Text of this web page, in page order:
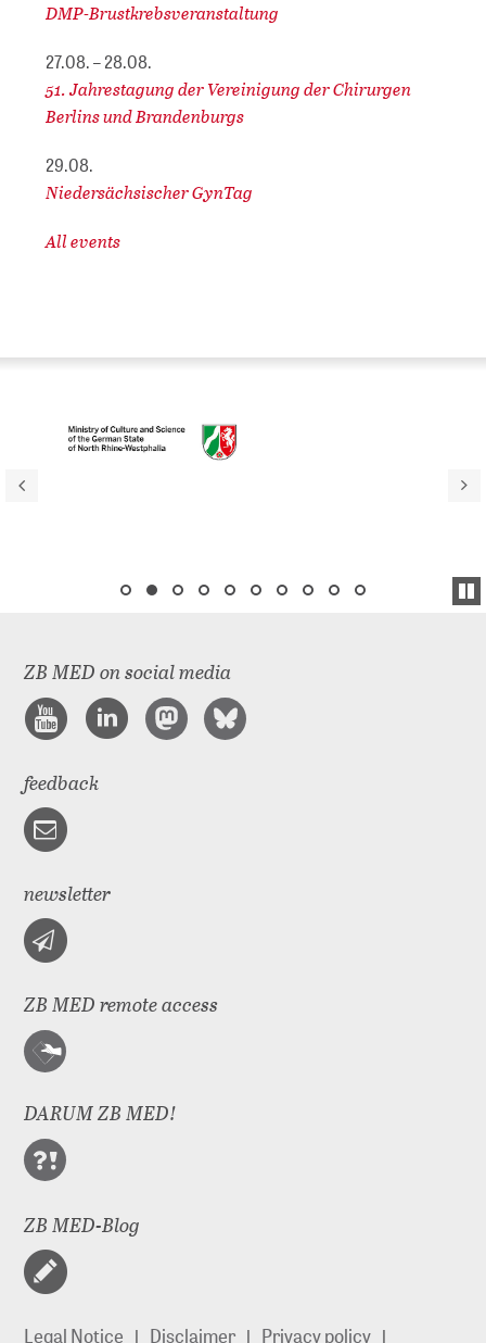
DMP-Brustkrebsveranstaltung
27.08. – 28.08.
51. Jahrestagung der Vereinigung der Chirurgen
Berlins und Brandenburgs
29.08.
Niedersächsischer GynTag
All events
ZB MED on social media
feedback
newsletter
ZB MED remote access
DARUM ZB MED!
ZB MED-Blog
Legal Notice Disclaimer Privacy policy